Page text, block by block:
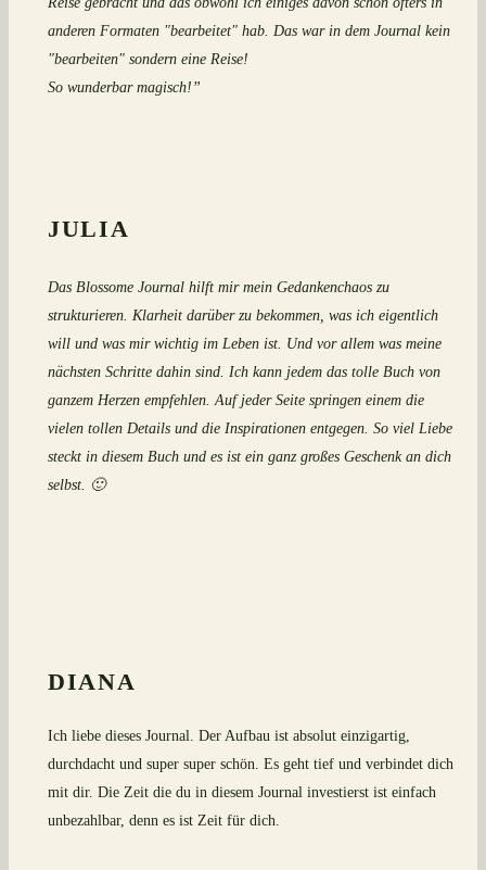
anderen Formaten "bearbeitet" hab. Das war in dem Journal kein
"bearbeiten" sondern eine Reise!
So wunderbar magisch!”
JULIA
Das Blossome Journal hilft mir mein Gedankenchaos zu
strukturieren. Klarheit darüber zu bekommen, was ich eigentlich
will und was mir wichtig im Leben ist. Und vor allem was meine
nächsten Schritte dahin sind. Ich kann jedem das tolle Buch von
ganzem Herzen empfehlen. Auf jeder Seite springen einem die
vielen tollen Details und die Inspirationen entgegen. So viel Liebe
steckt in diesem Buch und es ist ein ganz großes Geschenk an dich
selbst. 🙂
DIANA
Ich liebe dieses Journal. Der Aufbau ist absolut einzigartig,
durchdacht und super super schön. Es geht tief und verbindet dich
mit dir. Die Zeit die du in diesem Journal investierst ist einfach
unbezahlbar, denn es ist Zeit für dich.